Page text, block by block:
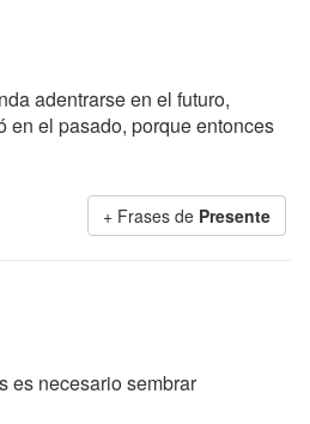
adentrarse en el futuro,
en el pasado, porque entonces
+ Frases de Presente
es necesario sembrar